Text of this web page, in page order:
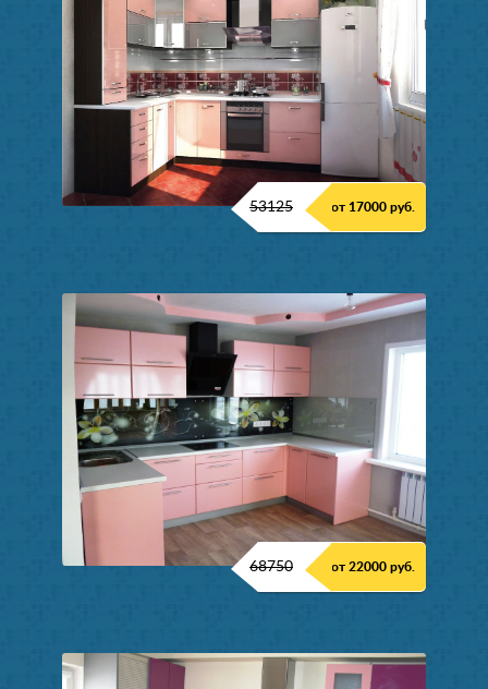
53125 от 17000 руб.
68750 от 22000 руб.